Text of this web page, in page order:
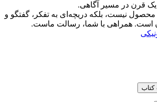
قرن در مسیر آگاهی.
نیست، بلکه دریچه‌ای به تفکر، گفتگو و
همراهی با شما، رسالت ماست.